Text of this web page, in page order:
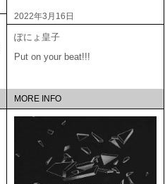
2022年3月16日
ぽにょ皇子
Put on your beat!!!
MORE INFO